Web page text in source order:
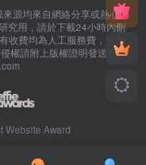
來源均來自網絡分享或熱心網
究用，請於下載24小時內刪
收費均為人工服務費，包含
權請附上版權證明發送至郵
Website Award